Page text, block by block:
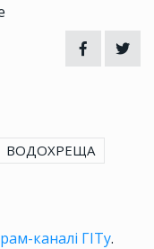
ВОДОХРЕЩА
каналі ГІТу.